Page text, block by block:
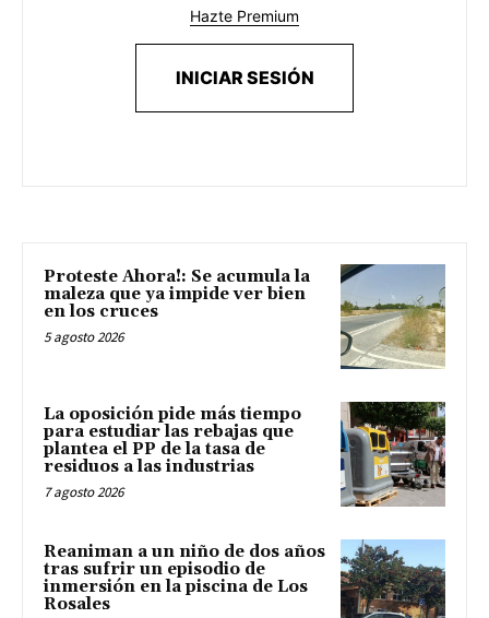
Hazte Premium
INICIAR SESIÓN
Proteste Ahora!: Se acumula la
maleza que ya impide ver bien
en los cruces
5 agosto 2026
La oposición pide más tiempo
para estudiar las rebajas que
plantea el PP de la tasa de
residuos a las industrias
7 agosto 2026
Reaniman a un niño de dos años
tras sufrir un episodio de
inmersión en la piscina de Los
Rosales